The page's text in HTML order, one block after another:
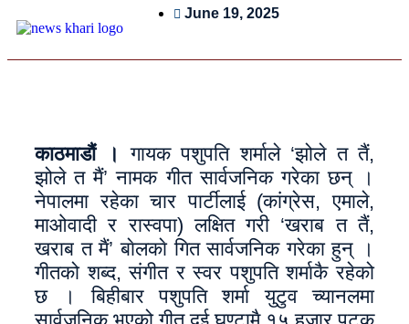
June 19, 2025
काठमाडौं । गायक पशुपति शर्माले ‘झोले त तैं,
झोले त मैं’ नामक गीत सार्वजनिक गरेका छन् ।
नेपालमा रहेका चार पार्टीलाई (कांग्रेस, एमाले,
माओवादी र रास्वपा) लक्षित गरी ‘खराब त तैं,
खराब त मैं’ बाेलकाे गित सार्वजनिक गरेका हुन् ।
गीतको शब्द, संगीत र स्वर पशुपति शर्माकै रहेको
छ । बिहीबार पशुपति शर्मा युटुव च्यानलमा